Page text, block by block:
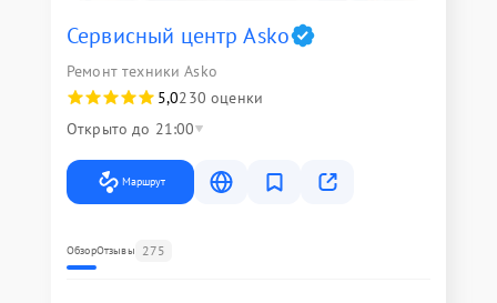
Сервисный центр Asko
Ремонт техники Asko
5,0230 оценки
Открыто до 21:00
Маршрут
ОбзорОтзывы 275